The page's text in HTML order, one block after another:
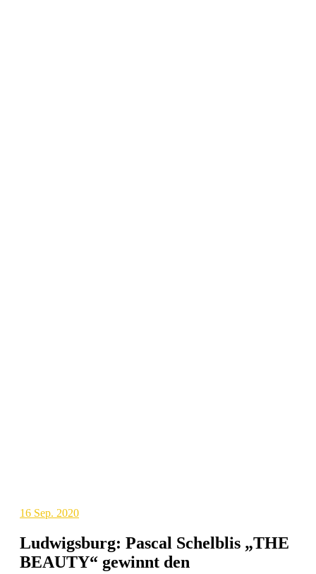
16 Sep. 2020
Ludwigsburg: Pascal Schelblis „THE
BEAUTY“ gewinnt den